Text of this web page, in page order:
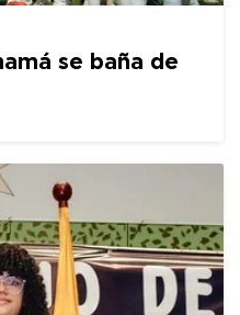
se baña de